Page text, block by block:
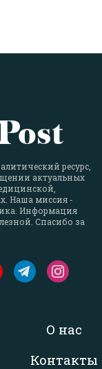
ресурс,
актуальных
Наша миссия -
Информация
Спасибо за
О нас
Контакты